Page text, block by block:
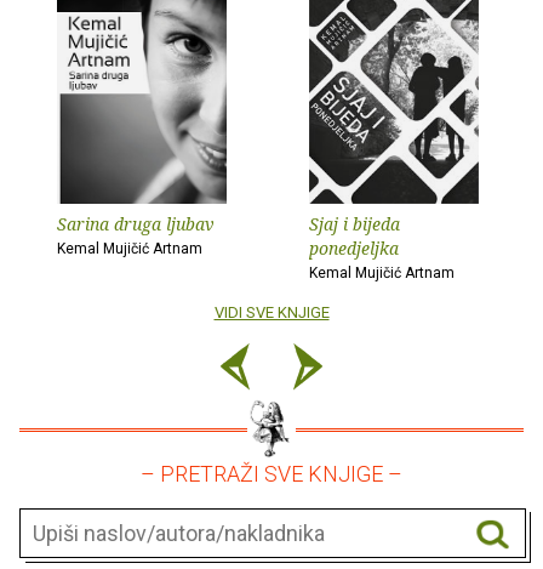
Sarina druga ljubav
Kemal Mujičić Artnam
Sjaj i bijeda
ponedjeljka
Kemal Mujičić Artnam
VIDI SVE KNJIGE
– PRETRAŽI SVE KNJIGE –